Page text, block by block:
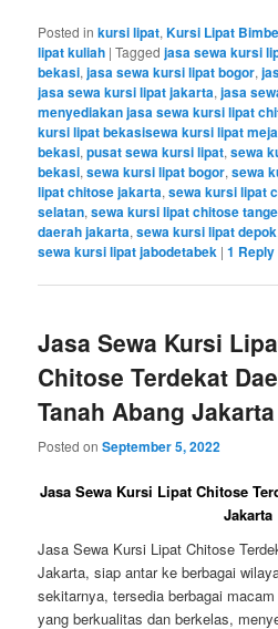
Posted in kursi lipat,Kursi Lipat
lipat kuliah |Tagged jasa sewa kursi
bekasi,jasa sewa kursi lipat bogor,
jasa sewa kursi lipat jakarta,jasa
menyediakan jasa sewa kursi lipat
kursi lipat bekasisewa kursi lipat
bekasi,pusat sewa kursi lipat,sewa
bekasi,sewa kursi lipat bogor,sewa
lipat chitose jakarta,sewa kursi lipat
selatan,sewa kursi lipat chitose
daerah jakarta,sewa kursi lipat depok
sewa kursi lipat jabodetabek |1 Reply
Jasa Sewa Kursi
Chitose Terdekat
Tanah Abang Jakarta
Posted onSeptember 5, 2022
Jasa Sewa Kursi Lipat Chitose
Jakarta
Jasa Sewa Kursi Lipat Chitose
Jakarta, siap antar ke berbagai
sekitarnya, tersedia berbagai
yang berkualitas dan berkelas,